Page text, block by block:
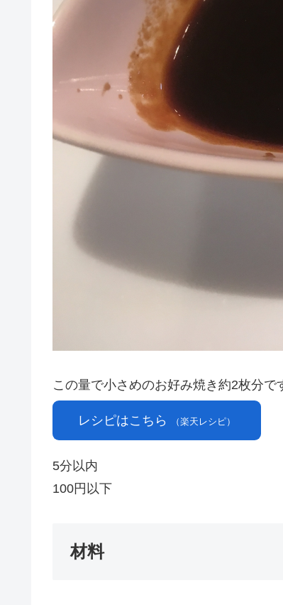
この量で小さめのお好み焼き約2枚分で
レシピはこちら （楽天レシピ）
5分以内
100円以下
材料